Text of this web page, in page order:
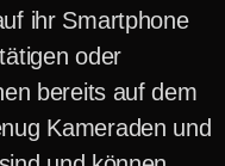
ihr Smartphone
oder
bereits auf dem
Kameraden und